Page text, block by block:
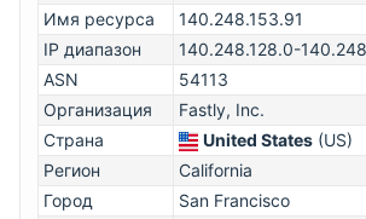
Имя ресурса
140.248.153.91
IP диапазон
140.248.128.0-
ASN
54113
Организация
Fastly, Inc.
Страна
United States (US)
Регион
California
Город
San Francisco